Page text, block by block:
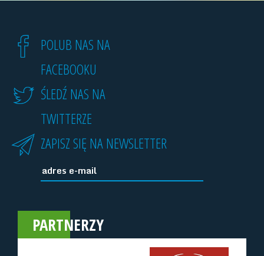
POLUB NAS NA
FACEBOOKU
ŚLEDŹ NAS NA
TWITTERZE
ZAPISZ SIĘ NA NEWSLETTER
PARTNERZY